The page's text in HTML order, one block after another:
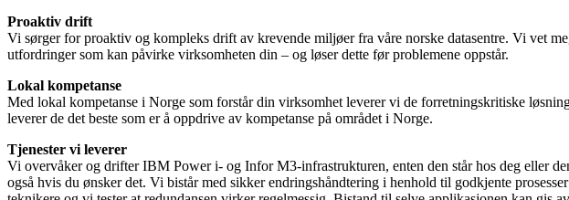
Proaktiv drift
Vi sørger for proaktiv og kompleks drift av krevende miljøer fra våre norske datasentre. Vi vet
utfordringer som kan påvirke virksomheten din – og løser dette før problemene oppstår.
Lokal kompetanse
Med lokal kompetanse i Norge som forstår din virksomhet leverer vi de forretningskritiske
leverer de det beste som er å oppdrive av kompetanse på området i Norge.
Tjenester vi leverer
Vi overvåker og drifter IBM Power i- og Infor M3-infrastrukturen, enten den står hos deg eller
også hvis du ønsker det. Vi bistår med sikker endringshåndtering i henhold til godkjente